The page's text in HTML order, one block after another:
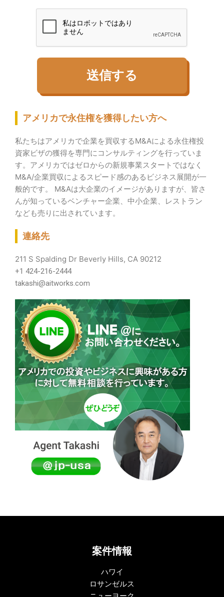
アメリカで永住権を獲得したい方へ
私たちはアメリカで企業を買収するM&Aによる永住権投
資家ビザの獲得を専門にコンサルティングを行っていま
す。 アメリカではゼロからの新規事業スタートではなく
M&A/企業買収によるスピード感のあるビジネス展開が一
般的です。 M&Aは大企業のイメージがありますが、皆さ
んが知っているベンチャー企業、中小企業、レストラン
なども売りに出されています。
連絡先
211 S Spalding Dr Beverly Hills, CA 90212
+1 424-216-2444
takashi@aitworks.com
案件情報
ハワイ
ロサンゼルス